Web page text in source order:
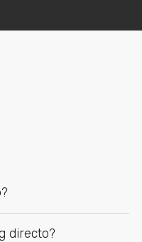
directo?